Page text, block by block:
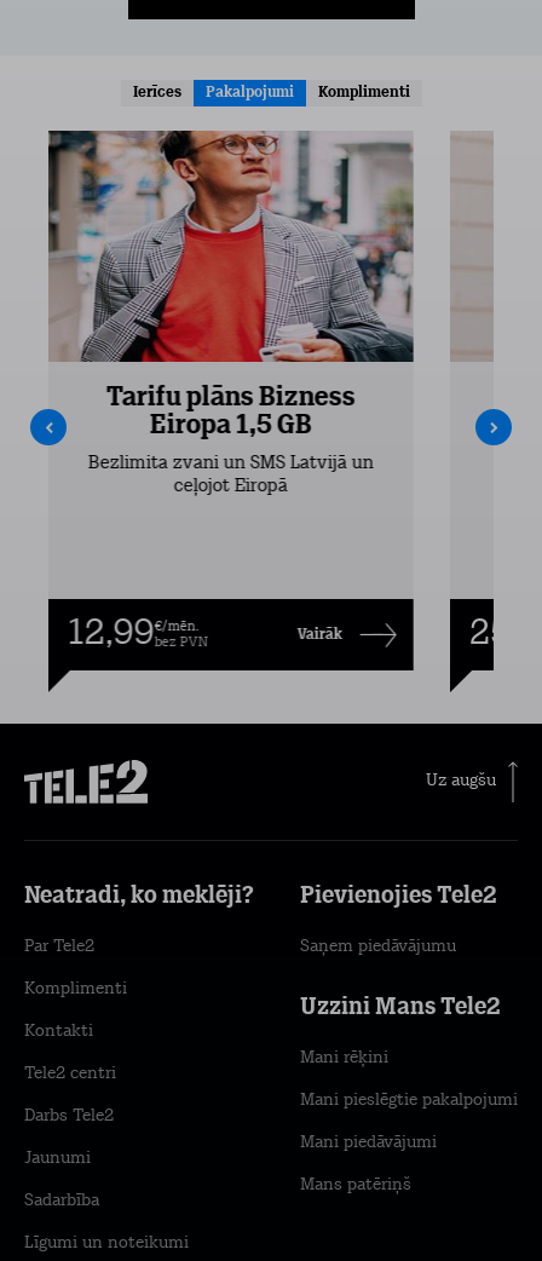
Ierīces Pakalpojumi Komplimenti
Tarifu plāns Bizness
Eiropa 1,5 GB
Bezlimita zvani un SMS Latvijā un
ceļojot Eiropā
12,99€/mēn.
bez PVN
Vairāk
Uz augšu
Neatradi, ko meklēji?
Par Tele2
Komplimenti
Kontakti
Tele2 centri
Darbs Tele2
Jaunumi
Sadarbība
Līgumi un noteikumi
Pievienojies Tele2
Saņem piedāvājumu
Uzzini Mans Tele2
Mani rēķini
Mani pieslēgtie pakalpojumi
Mani piedāvājumi
Mans patēriņš